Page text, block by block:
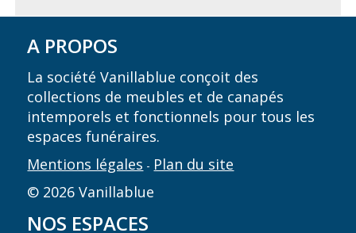
A PROPOS
La société Vanillablue conçoit des
collections de meubles et de canapés
intemporels et fonctionnels pour tous les
espaces funéraires.
Mentions légales - Plan du site
© 2026 Vanillablue
NOS ESPACES